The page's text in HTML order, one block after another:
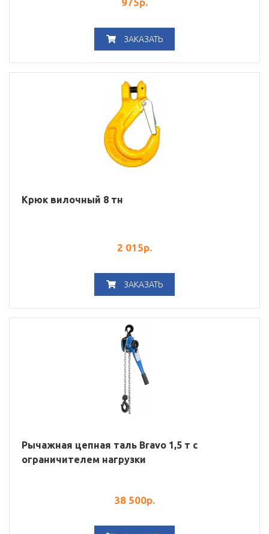
975р.
ЗАКАЗАТЬ
Крюк вилочный 8 тн
2 015р.
ЗАКАЗАТЬ
Рычажная цепная таль Bravo 1,5 т с
ограничителем нагрузки
38 500р.